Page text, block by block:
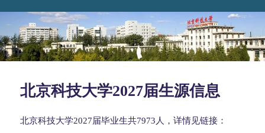
北京科技大学2027届生源信息
北京科技大学2027届毕业生共7973人，详情见链接：